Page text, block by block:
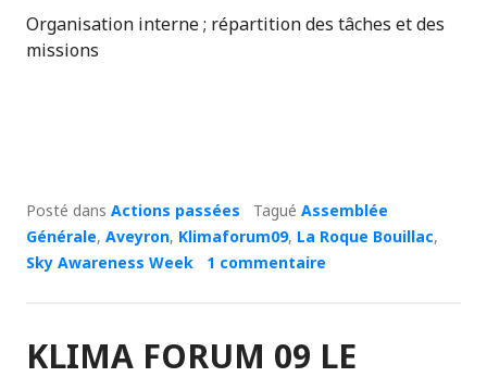
Organisation interne ; répartition des tâches et des
missions
Posté dans Actions passées Tagué Assemblée
Générale, Aveyron, Klimaforum09, La Roque Bouillac,
Sky Awareness Week
1 commentaire
KLIMA FORUM 09 LE